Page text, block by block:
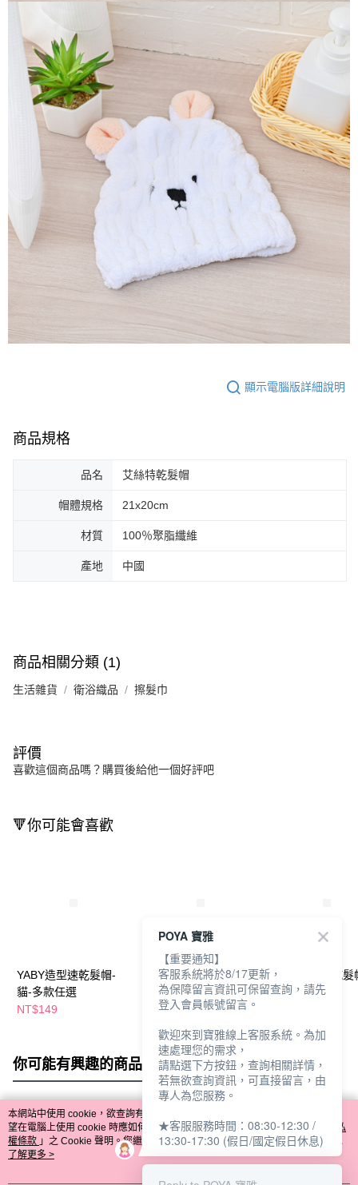
顯示電腦版詳細說明
商品規格
品名 艾絲特乾髮帽
帽體規格 21x20cm
材質 100％聚脂纖維
產地 中國
商品相關分類 (1)
生活雜貨 衛浴織品 擦髮巾
評價
喜歡這個商品嗎？購買後給他一個好評吧
🔻你可能會喜歡
YABY造型速乾髮帽-
貓-多款任選
NT$149
艾絲特髮巾-多色任選
30x80cm
NT$109
YABY造型速乾髮
款任選
你可能有興趣的商品 全站排行
熱門標籤
本網站中使用 cookie，欲查詢有關本網站使用 cookie 方式之詳情，及若您不希
望在電腦上使用 cookie 時應如何變更電腦的 cookie 設定，請參閱本網站「
隱私
權條款 」之 Cookie 聲明。您繼續使用本網站即表示您同意本公司得按本網站使
用條款之 Cookie 聲明使用 cookie。
了解更多 >
POYA 寶雅
【重要通知】
客服系統將於8/17更新，
為保障留言資訊可保留查詢，請先
登入會員帳號留言。
歡迎來到寶雅線上客服系統。為加
速處理您的需求，
請點選下方按鈕，查詢相關詳情，
若無欲查詢資訊，可直接留言，由
專人為您服務。
★客服服務時間：08:30-12:30 /
13:30-17:30 (假日/國定假日休息)